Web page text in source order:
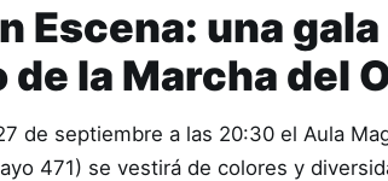
Escena: una
la Marcha del
de septiembre a las 20:30 el Aula
471) se vestirá de colores y